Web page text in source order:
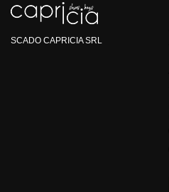
SCADO CAPRICIA SRL